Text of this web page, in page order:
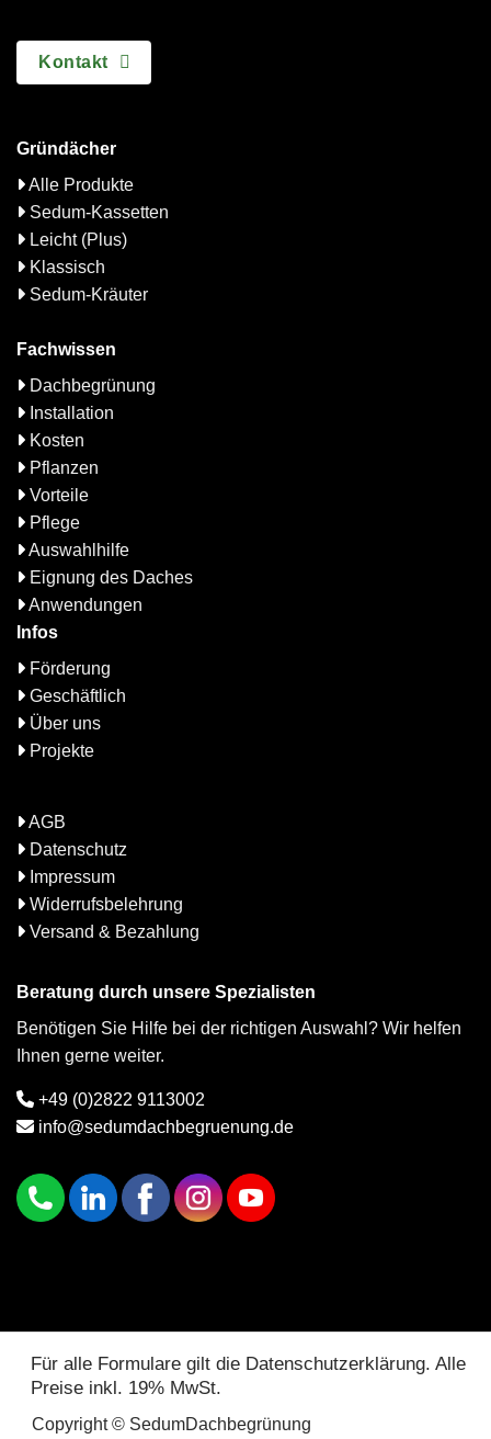
Kontakt
Gründächer
Alle Produkte
Sedum-Kassetten
Leicht (Plus)
Klassisch
Sedum-Kräuter
Fachwissen
Dachbegrünung
Installation
Kosten
Pflanzen
Vorteile
Pflege
Auswahlhilfe
Eignung des Daches
Anwendungen
Infos
Förderung
Geschäftlich
Über uns
Projekte
AGB
Datenschutz
Impressum
Widerrufsbelehrung
Versand & Bezahlung
Beratung durch unsere Spezialisten
Benötigen Sie Hilfe bei der richtigen Auswahl? Wir helfen
Ihnen gerne weiter.
+49 (0)2822 9113002
info@sedumdachbegruenung.de
Für alle Formulare gilt die Datenschutzerklärung. Alle
Preise inkl. 19% MwSt.
Copyright © SedumDachbegrünung